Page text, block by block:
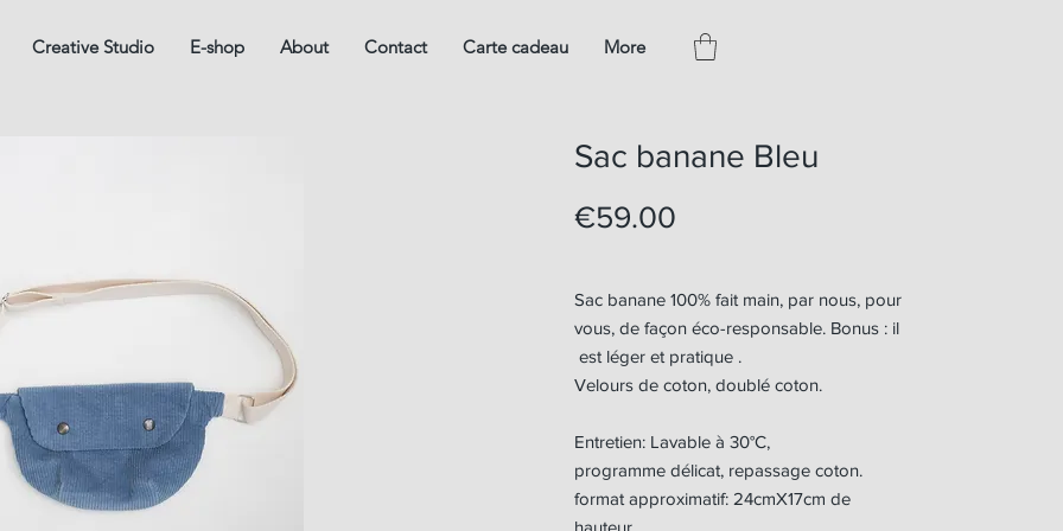
Creative Studio E-shop About Contact Carte cadeau More
Sac banane Bleu
€59.00
Sac banane 100% fait main, par nous, pour
vous, de façon éco-responsable. Bonus : il
est léger et pratique .
Velours de coton, doublé coton.
Entretien: Lavable à 30°C,
programme délicat, repassage coton.
format approximatif: 24cmX17cm de
hauteur